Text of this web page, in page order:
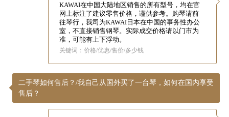
KAWAI在中国大陆地区销售的所有型号，均在官
网上标注了建议零售价格，谨供参考。购琴请前
往琴行，我司为KAWAI日本在中国的事务性办公
室，不直接销售钢琴。实际成交价格请以门市为
准，可能有上下浮动。
关键词：价格/优惠/售价/多少钱
二手琴如何售后？/我自己从国外买了一台琴，如何在国内享受
售后？